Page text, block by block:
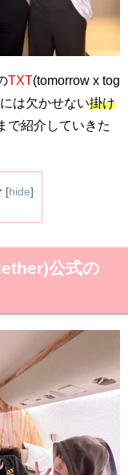
TXT(tomorrow x tog
は欠かせない掛け
で紹介していきた
[hide]
公式の